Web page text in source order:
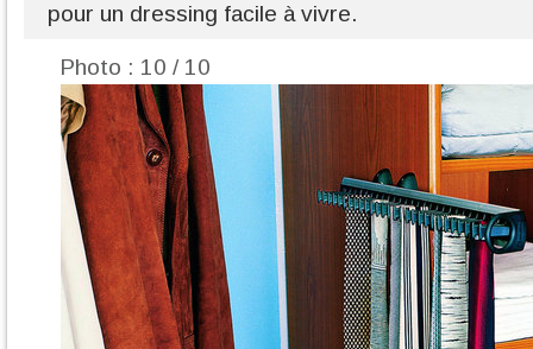
pour un dressing facile à vivre.
Photo : 10 / 10